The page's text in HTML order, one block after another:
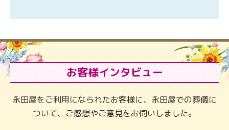
お客様インタビュー
永田屋をご利用になられたお客様に、永田屋での葬儀に
ついて、ご感想やご意見をお伺いしました。